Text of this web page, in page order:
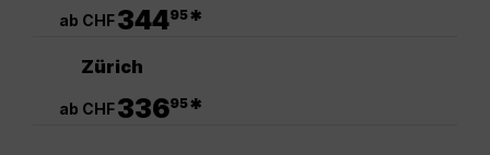
ab CHF34495*
Zürich
ab CHF33695*